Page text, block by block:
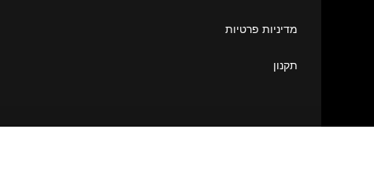
מדיניות פרטיות
תקנון